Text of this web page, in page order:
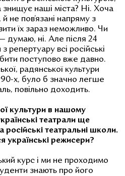
знищує наші міста? Ні. Хоча
не пов’язані напряму з
їх зараз неможливо. Чи
думаю, ні. Але після 24
репертуару всі російські
поступово вже давно.
радянської культури
х, було б значно легше
повільно доходить.
культури в нашому
театрали ще
театральні школи.
українські режисери?
курс і ми не проходимо
знають про його